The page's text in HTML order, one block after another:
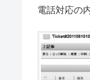
電話対応の